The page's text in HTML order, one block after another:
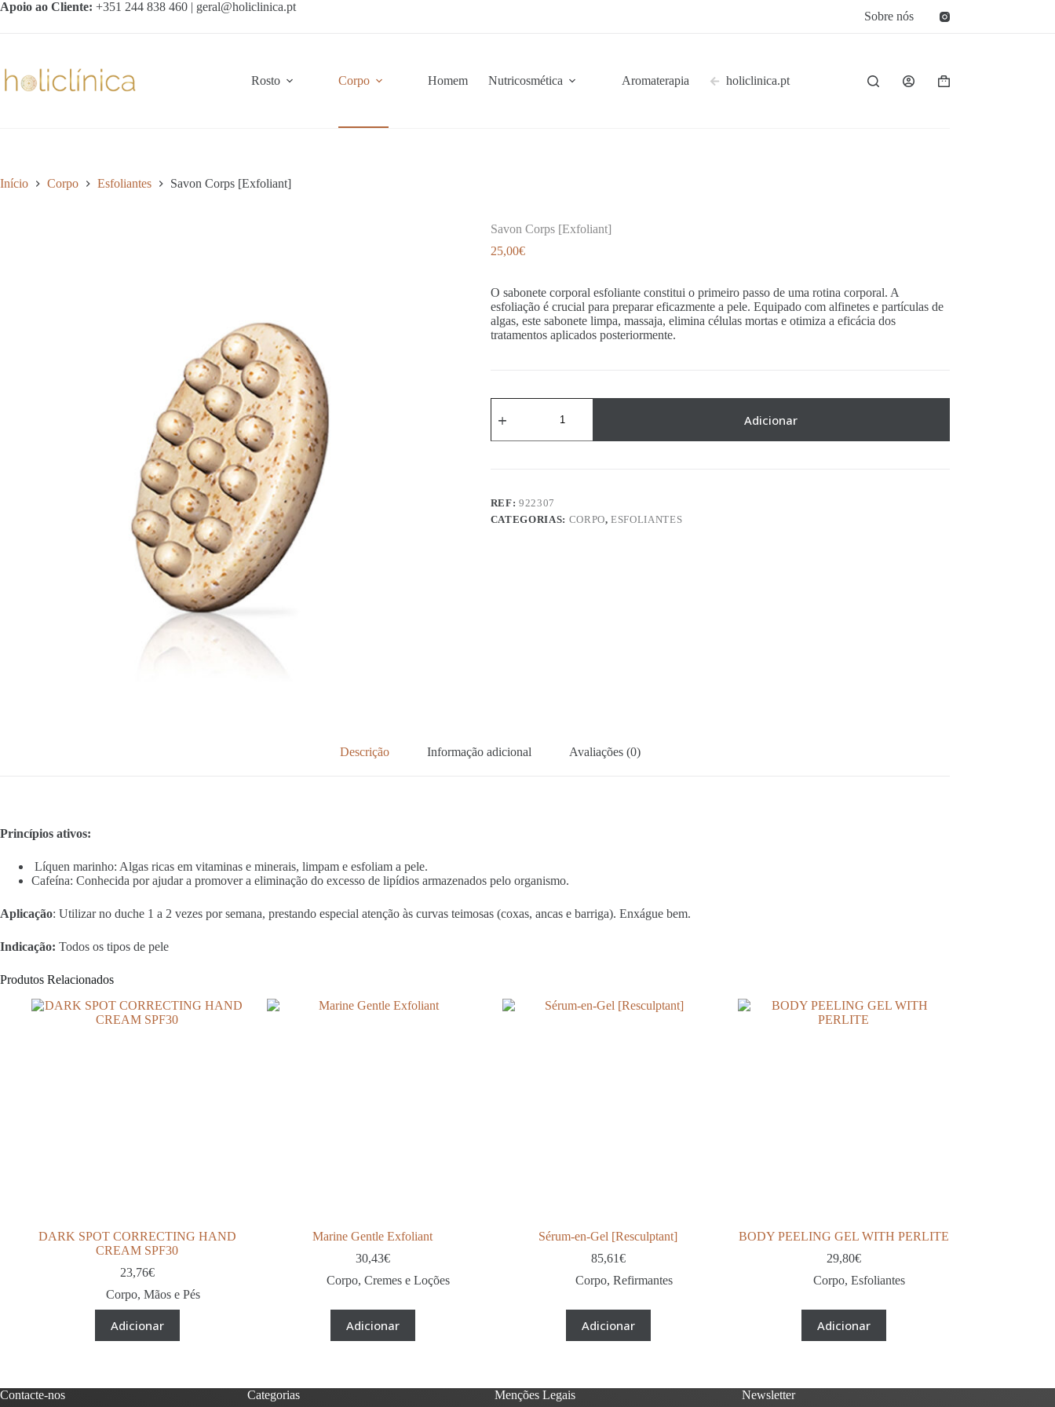
Pular
Apoio ao Cliente: +351 244 838 460 | geral@holiclinica.pt
Sobre nós
Rosto Corpo Homem Nutricosmética Aromaterapia holiclinica.pt
Carrinho
Início Corpo Esfoliantes Savon Corps [Exfoliant]
Savon Corps [Exfoliant]
25,00€
O sabonete corporal esfoliante constitui o primeiro passo de uma rotina corporal. A
esfoliação é crucial para preparar eficazmente a pele. Equipado com alfinetes e partículas de
algas, este sabonete limpa, massaja, elimina células mortas e otimiza a eficácia dos
tratamentos aplicados posteriormente.
de
Corps
Adicionar
REF:922307
CATEGORIAS: CORPO,ESFOLIANTES
Descrição Informação adicional Avaliações (0)
Princípios ativos:
Líquen marinho: Algas ricas em vitaminas e minerais, limpam e esfoliam a pele.
Cafeína: Conhecida por ajudar a promover a eliminação do excesso de lipídios armazenados pelo organismo.
Aplicação: Utilizar no duche 1 a 2 vezes por semana, prestando especial atenção às curvas teimosas (coxas, ancas e barriga). Enxágue bem.
Indicação: Todos os tipos de pele
Produtos Relacionados
DARK SPOT CORRECTING HAND
CREAM SPF30
23,76€
Corpo, Mãos e Pés
Adicionar
Marine Gentle Exfoliant
30,43€
Corpo,Cremes e Loções
Adicionar
Sérum-en-Gel [Resculptant]
85,61€
Corpo, Refirmantes
Adicionar
BODY PEELING GEL WITH PERLITE
29,80€
Corpo,Esfoliantes
Adicionar
Contacte-nos Categorias Menções Legais Newsletter